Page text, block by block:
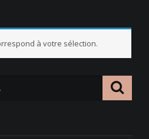
à votre sélection.